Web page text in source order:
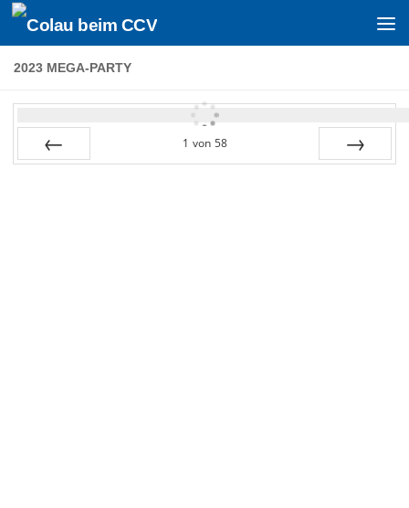
Zum Inhalt springen
2023 MEGA-PARTY
1 von 58